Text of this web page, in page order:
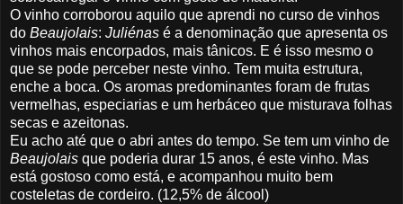
O vinho corroborou aquilo que aprendi no curso de vinhos
do Beaujolais: Juliénas é a denominação que apresenta os
vinhos mais encorpados, mais tânicos. E é isso mesmo o
que se pode perceber neste vinho. Tem muita estrutura,
enche a boca. Os aromas predominantes foram de frutas
vermelhas, especiarias e um herbáceo que misturava folhas
secas e azeitonas.
Eu acho até que o abri antes do tempo. Se tem um vinho de
Beaujolais que poderia durar 15 anos, é este vinho. Mas
está gostoso como está, e acompanhou muito bem
costeletas de cordeiro. (12,5% de álcool)